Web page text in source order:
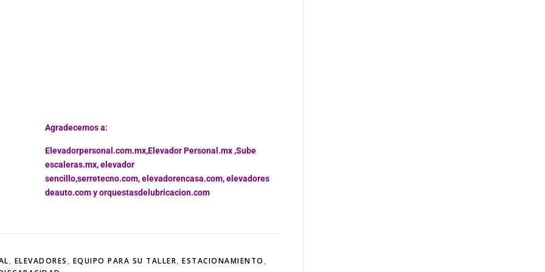
Agradecemos a:
Elevadorpersonal.com.mx,Elevador Personal.mx ,Sube
escaleras.mx,elevador
sencillo,serretecno.com,elevadorencasa.com,elevadores
deauto.comyorquestasdelubricacion.com
, ELEVADORES , EQUIPO PARA SU TALLER, ESTACIONAMIENTO ,